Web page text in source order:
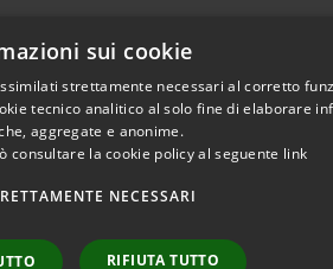
sui cookie
strettamente necessari al corretto
tecnico analitico al solo fine di elaborare
aggregate e anonime.
consultare la cookie policy al seguente link
NECESSARI
RIFIUTA TUTTO